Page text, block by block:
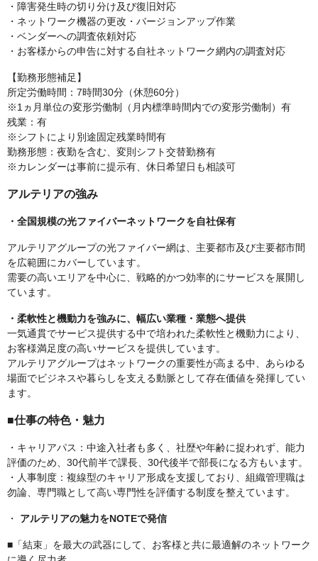
・障害発生時の切り分け及び復旧対応
・ネットワーク機器の更改・バージョンアップ作業
・ベンダーへの調査依頼対応
・お客様からの申告に対する自社ネットワーク網内の調査対応
【勤務形態補足】
所定労働時間：7時間30分（休憩60分）
※1ヵ月単位の変形労働制（月内標準時間内での変形労働制）有
残業：有
※シフトにより別途固定残業時間有
勤務形態：夜勤を含む、変則シフト交替勤務有
※カレンダーは事前に提示有、休日希望日も相談可
アルテリアの強み
・全国規模の光ファイバーネットワークを自社保有
アルテリアグループの光ファイバー網は、主要都市及び主要都市間
を広範囲にカバーしています。
需要の高いエリアを中心に、戦略的かつ効率的にサービスを展開し
ています。
・柔軟性と機動力を強みに、幅広い業種・業態へ提供
一気通貫でサービス提供する中で培われた柔軟性と機動力により、
お客様満足度の高いサービスを提供しています。
アルテリアグループはネットワークの重要性が高まる中、あらゆる
場面でビジネスや暮らしを支える動脈として存在価値を発揮してい
ます。
■仕事の特色・魅力
・キャリアパス：中途⼊社者も多く、社歴や年齢に捉われず、能力
評価のため、30代前半で課長、30代後半で部長になる方もいます。
・⼈事制度：複線型のキャリア形成を⽀援しており、組織管理職は
勿論、専⾨職として⾼い専⾨性を評価する制度を整えています。
・ アルテリアの魅力をNOTEで発信
■「結束」を最大の武器にして、お客様と共に最適解のネットワーク